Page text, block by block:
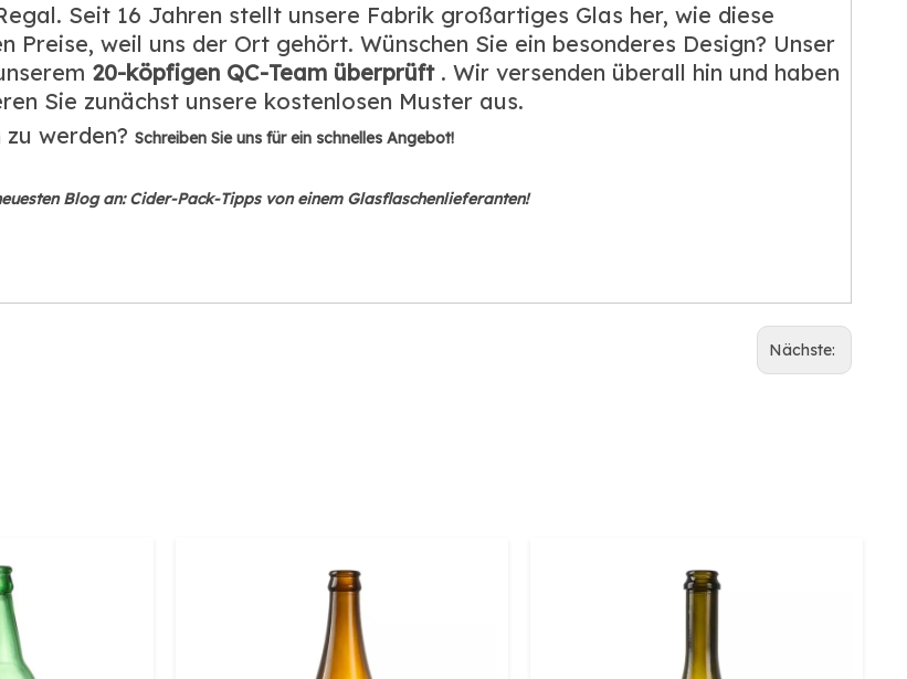
Seit 16 Jahren stellt unsere Fabrik großartiges Glas her, wie diese
weil uns der Ort gehört. Wünschen Sie ein besonderes Design? Unser
20-köpfigen QC-Team überprüft . Wir versenden überall hin und haben
Sie zunächst unsere kostenlosen Muster aus.
werden? Schreiben Sie uns für ein schnelles Angebot!
Blog an: Cider-Pack-Tipps von einem Glasflaschenlieferanten!
Nächste: